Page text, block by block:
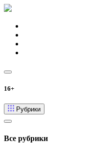
16+
Рубрики
Все рубрики